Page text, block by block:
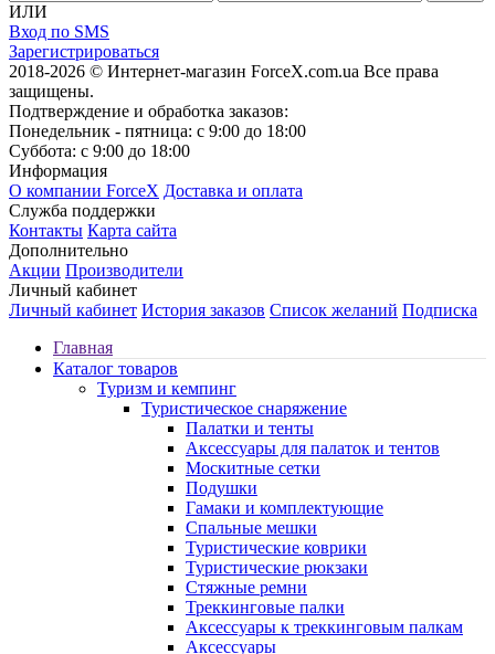
ИЛИ
Вход по SMS
Зарегистрироваться
2018-2026 © Интернет-магазин ForceX.com.ua Все права
защищены.
Подтверждение и обработка заказов:
Понедельник - пятница: с 9:00 до 18:00
Суббота: с 9:00 до 18:00
Информация
О компании ForceX Доставка и оплата
Служба поддержки
Контакты Карта сайта
Дополнительно
Акции Производители
Личный кабинет
Личный кабинет История заказов Список желаний Подписка
Главная
Каталог товаров
Туризм и кемпинг
Туристическое снаряжение
Палатки и тенты
Аксессуары для палаток и тентов
Москитные сетки
Подушки
Гамаки и комплектующие
Спальные мешки
Туристические коврики
Туристические рюкзаки
Стяжные ремни
Треккинговые палки
Аксессуары к треккинговым палкам
Аксессуары